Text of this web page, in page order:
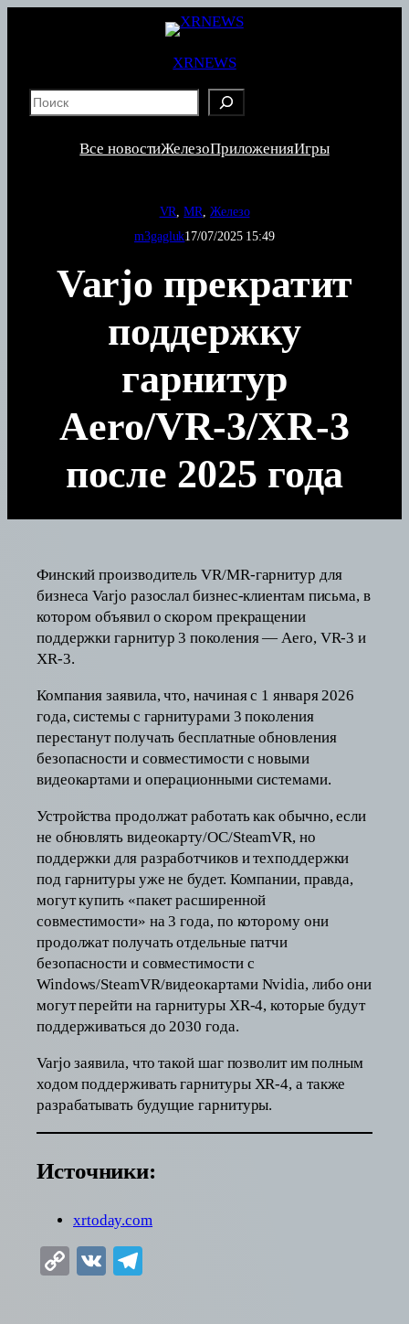
XRNEWS
Все новостиЖелезоПриложенияИгры
VR , MR Железо
m3gagluk17/07/2025 15:49
Varjo прекратит
поддержку
гарнитур
Aero/VR-3/XR-3
после 2025 года
Финский производитель VR/MR-гарнитур для
бизнеса Varjo разослал бизнес-клиентам письма, в
котором объявил о скором прекращении
поддержки гарнитур 3 поколения — Aero, VR-3 и
XR-3.
Компания заявила, что, начиная с 1 января 2026
года, системы с гарнитурами 3 поколения
перестанут получать бесплатные обновления
безопасности и совместимости с новыми
видеокартами и операционными системами.
Устройства продолжат работать как обычно, если
не обновлять видеокарту/ОС/SteamVR, но
поддержки для разработчиков и техподдержки
под гарнитуры уже не будет. Компании, правда,
могут купить «пакет расширенной
совместимости» на 3 года, по которому они
продолжат получать отдельные патчи
безопасности и совместимости с
Windows/SteamVR/видеокартами Nvidia, либо они
могут перейти на гарнитуры XR-4, которые будут
поддерживаться до 2030 года.
Varjo заявила, что такой шаг позволит им полным
ходом поддерживать гарнитуры XR-4, а также
разрабатывать будущие гарнитуры.
Источники:
xrtoday.com
Copy
VK